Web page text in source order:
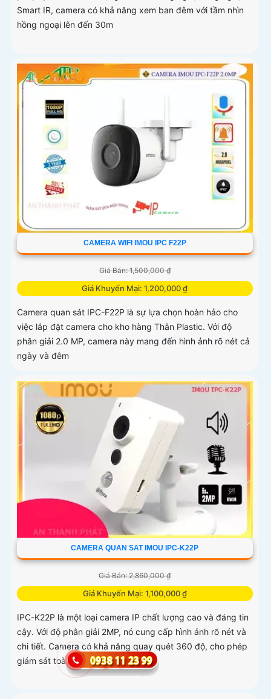
Smart IR, camera có khả năng xem ban đêm với tầm nhìn
hồng ngoại lên đến 30m
CAMERA WIFI IMOU IPC F22P
Giá Bán: 1,500,000 ₫
Giá Khuyến Mại: 1,200,000 ₫
Camera quan sát IPC-F22P là sự lựa chọn hoàn hảo cho
việc lắp đặt camera cho kho hàng Thân Plastic. Với độ
phân giải 2.0 MP, camera này mang đến hình ảnh rõ nét cả
ngày và đêm
CAMERA QUAN SAT IMOU IPC-K22P
Giá Bán: 2,860,000 ₫
Giá Khuyến Mại: 1,100,000 ₫
IPC-K22P là một loại camera IP chất lượng cao và đáng tin
cậy. Với độ phân giải 2MP, nó cung cấp hình ảnh rõ nét và
chi tiết. Camera có khả năng quay quét 360 độ, cho phép
giám sát toàn diện